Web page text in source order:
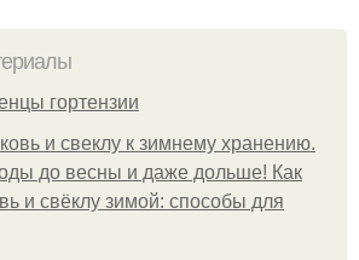
гортензии
и свеклу к зимнему хранению.
до весны и даже дольше! Как
и свёклу зимой: способы для